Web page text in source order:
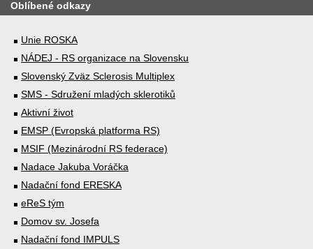
Oblíbené odkazy
Unie ROSKA
NÁDEJ - RS organizace na Slovensku
Slovenský Zväz Sclerosis Multiplex
SMS - Sdružení mladých sklerotiků
Aktivní život
EMSP (Evropská platforma RS)
MSIF (Mezinárodní RS federace)
Nadace Jakuba Voráčka
Nadační fond ERESKA
eReS tým
Domov sv. Josefa
Nadační fond IMPULS